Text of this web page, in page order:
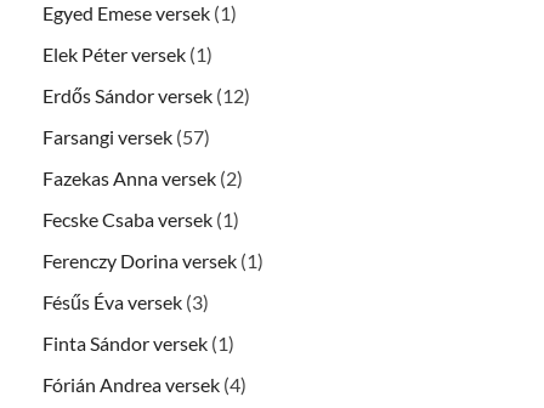
Egyed Emese versek (1)
Elek Péter versek (1)
Erdős Sándor versek (12)
Farsangi versek (57)
Fazekas Anna versek (2)
Fecske Csaba versek (1)
Ferenczy Dorina versek (1)
Fésűs Éva versek (3)
Finta Sándor versek (1)
Fórián Andrea versek (4)